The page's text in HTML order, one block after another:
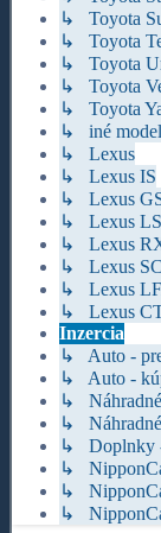
↳ Toyota
↳ Toyota
↳ Toyota
↳ Toyota
↳ Toyota
↳ iné
↳ Lexus
↳ Lexus IS
↳ Lexus
↳ Lexus LS
↳ Lexus
↳ Lexus SC
↳ Lexus
↳ Lexus
Inzercia
↳ Auto -
↳ Auto -
↳
↳
↳ Doplnky -
↳
↳
↳